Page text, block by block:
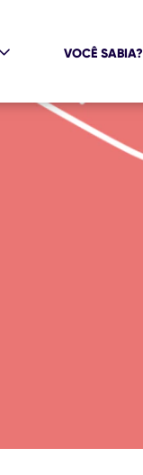
VOCÊ SABIA?